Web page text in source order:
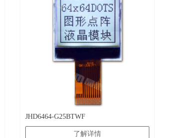
JHD6464-G25BTWF
了解详情